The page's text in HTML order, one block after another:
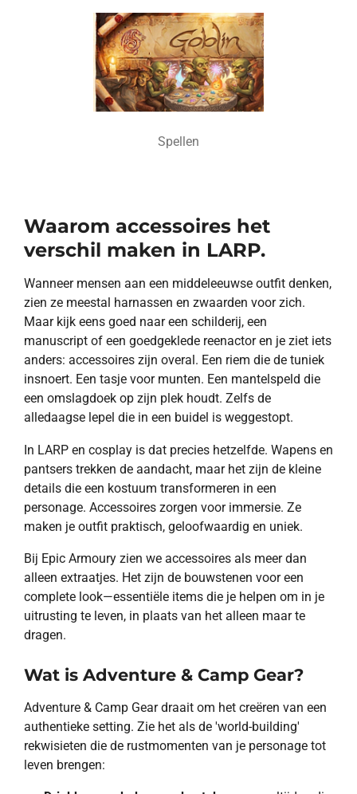
Spellen
Waarom accessoires het
verschil maken in LARP.
Wanneer mensen aan een middeleeuwse outfit denken,
zien ze meestal harnassen en zwaarden voor zich.
Maar kijk eens goed naar een schilderij, een
manuscript of een goedgeklede reenactor en je ziet iets
anders: accessoires zijn overal. Een riem die de tuniek
insnoert. Een tasje voor munten. Een mantelspeld die
een omslagdoek op zijn plek houdt. Zelfs de
alledaagse lepel die in een buidel is weggestopt.
In LARP en cosplay is dat precies hetzelfde. Wapens en
pantsers trekken de aandacht, maar het zijn de kleine
details die een kostuum transformeren in een
personage. Accessoires zorgen voor immersie. Ze
maken je outfit praktisch, geloofwaardig en uniek.
Bij Epic Armoury zien we accessoires als meer dan
alleen extraatjes. Het zijn de bouwstenen voor een
complete look—essentiële items die je helpen om in je
uitrusting te leven, in plaats van het alleen maar te
dragen.
Wat is Adventure & Camp Gear?
Adventure & Camp Gear draait om het creëren van een
authentieke setting. Zie het als de 'world-building'
rekwisieten die de rustmomenten van je personage tot
leven brengen: